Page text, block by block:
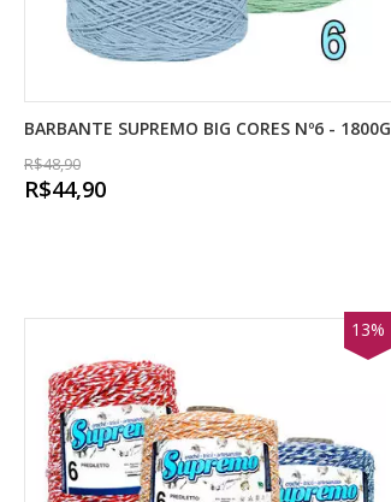
BARBANTE SUPREMO BIG CORES Nº6 - 1800G
R$48,90
R$44,90
13%